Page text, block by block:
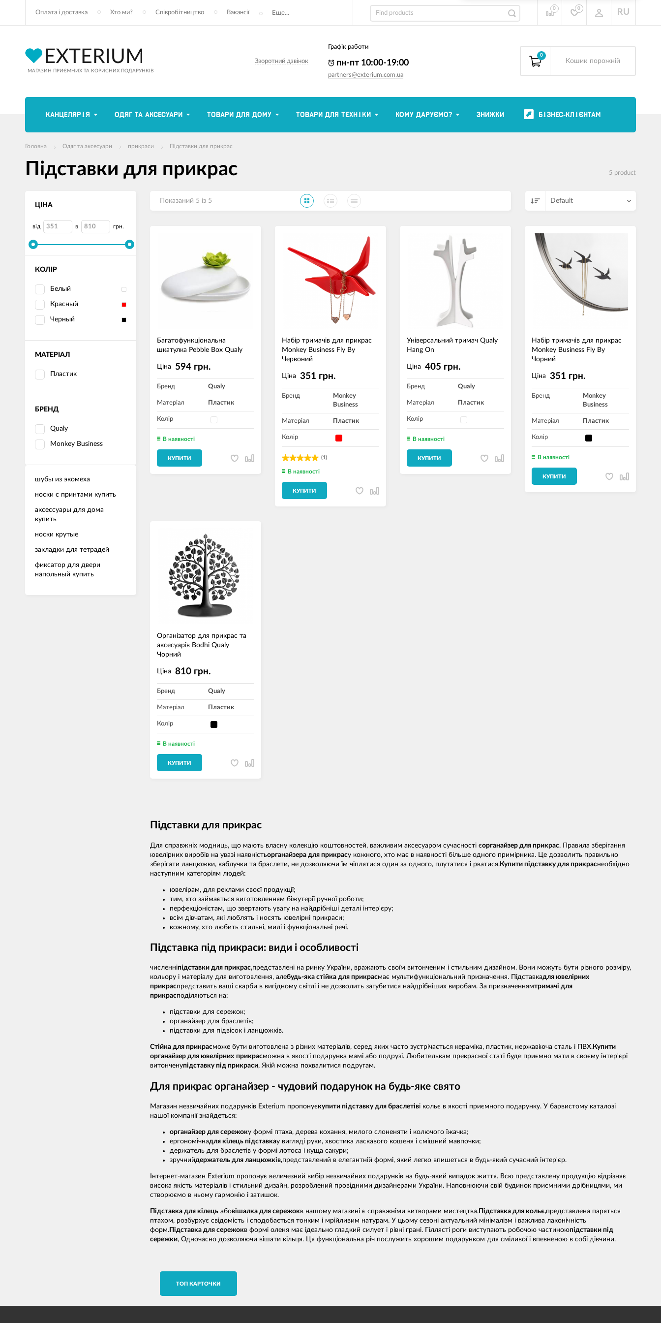
Оплата і доставка Хто ми? Співробітництво Вакансії Еще...
0 0 RU
МАГАЗИН ПРИЄМНИХ ТА КОРИСНИХ ПОДАРУНКІВ
Зворотний дзвінок
Графік работи
пн-пт 10:00-19:00
partners@exterium.com.ua
0
Kошик порожній
КАНЦЕЛЯРІЯ ОДЯГ ТА АКСЕСУАРИ ТОВАРИ ДЛЯ ДОМУ ТОВАРИ ДЛЯ ТЕХНІКИ КОМУ ДАРУЄМО? ЗНИЖКИ БІЗНЕС-КЛІЄНТАМ
Головна Одяг та аксесуари прикраси Підставки для прикрас
Підставки для прикрас 5 product
ЦІНА
від в грн.
КОЛІР
Белый
Красный
Черный
МАТЕРІАЛ
Пластик
БРЕНД
Qualy
Monkey Business
шубы из экомеха
носки с принтами купить
аксессуары для дома
купить
носки крутые
закладки для тетрадей
фиксатор для двери
напольный купить
Показаний 5 із 5 Default
Багатофункціональна
шкатулка Pebble Box Qualy
Ціна 594 грн.
Бренд Qualy
Матеріал Пластик
Колір
В наявності
КУПИТИ
Набір тримачів для прикрас
Monkey Business Fly By
Червоний
(1)
Ціна 351 грн.
Бренд
Monkey
Business
Матеріал Пластик
Колір
В наявності
КУПИТИ
Універсальний тримач Qualy
Hang On
Ціна 405 грн.
Бренд Qualy
Матеріал Пластик
Колір
В наявності
КУПИТИ
Набір тримачів для прикрас
Monkey Business Fly By
Чорний
Ціна 351 грн.
Бренд
Monkey
Business
Матеріал Пластик
Колір
В наявності
КУПИТИ
Організатор для прикрас та
аксесуарів Bodhi Qualy
Чорний
Ціна 810 грн.
Бренд Qualy
Матеріал Пластик
Колір
В наявності
КУПИТИ
Підставки для прикрас
Для справжніх модниць, що мають власну колекцію коштовностей, важливим аксесуаром сучасності єорганайзер для прикрас. Правила зберігання
ювелірних виробів на увазі наявністьорганайзера для прикрасу кожного, хто має в наявності більше одного примірника. Це дозволить правильно
зберігати ланцюжки, каблучки та браслети, не дозволяючи їм чіплятися один за одного, плутатися і рватися. Купити підставку для прикраснеобхідно
наступним категоріям людей:
ювелірам, для реклами своєї продукції;
тим, хто займається виготовленням біжутерії ручної роботи;
перфекціоністам, що звертають увагу на найдрібніші деталі інтер'єру;
всім дівчатам, які люблять і носять ювелірні прикраси;
кожному, хто любить стильні, милі і функціональні речі.
Підставка під прикраси: види і особливості
численніпідставки для прикрас,представлені на ринку України, вражають своїм витонченим і стильним дизайном. Вони можуть бути різного розміру,
кольору і матеріалу для виготовлення, алебудь-яка стійка для прикрасмає мультифункціональний призначення. Підставкадля ювелірних
прикраспредставить ваші скарби в вигідному світлі і не дозволить загубитися найдрібніших виробам. За призначеннямтримачі для
прикрасподіляються на:
підставки для сережок;
органайзер для браслетів;
підставки для підвісок і ланцюжків.
Стійка для прикрасможе бути виготовлена з різних матеріалів, серед яких часто зустрічається кераміка, пластик, нержавіюча сталь і ПВХ. Купити
органайзер для ювелірних прикрасможна в якості подарунка мамі або подрузі. Любителькам прекрасної статі буде приємно мати в своєму інтер'єрі
витонченупідставку під прикраси, Якій можна похвалитися подругам.
Для прикрас органайзер - чудовий подарунок на будь-яке свято
Магазин незвичайних подарунків Exterium пропонуєкупити підставку для браслетіві кольє в якості приємного подарунку. У барвистому каталозі
нашої компанії знайдеться:
органайзер для сережоку формі птаха, дерева кохання, милого слоненяти і колючого їжачка;
ергономічнадля кілець підставкау вигляді руки, хвостика ласкавого кошеня і смішний мавпочки;
держатель для браслетів у формі лотоса і куща сакури;
зручнийдержатель для ланцюжків,представлений в елегантній формі, який легко впишеться в будь-який сучасний інтер'єр.
Інтернет-магазин Exterium пропонує величезний вибір незвичайних подарунків на будь-який випадок життя. Всю представлену продукцію відрізняє
висока якість матеріалів і стильний дизайн, розроблений провідними дизайнерами України. Наповнюючи свій будинок приємними дрібницями, ми
створюємо в ньому гармонію і затишок.
Підставка для кілець абовішалка для сережокв нашому магазині є справжніми витворами мистецтва. Підставка для кольє,представлена паряться
птахом, розбурхує свідомість і сподобається тонким і мрійливим натурам. У цьому сезоні актуальний мінімалізм і важлива лаконічність
форм. Підставка для сережокв формі оленя має ідеально гладкий силует і рівні грані. Гіллясті роги виступають робочою частиноюпідставки під
сережки, Одночасно дозволяючи вішати кільця. Ця функціональна річ послужить хорошим подарунком для сміливої і впевненою в собі дівчини.
TОП КАРТОЧКИ